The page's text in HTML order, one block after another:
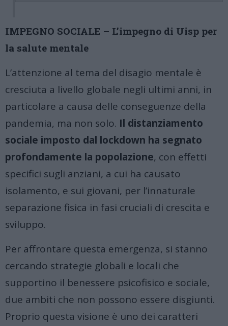
IMPEGNO SOCIALE – L’impegno di Uisp per
la salute mentale
L’attenzione al tema del disagio mentale è
cresciuta a livello globale negli ultimi anni, in
particolare a causa delle conseguenze della
pandemia, ma non solo. Il distanziamento
sociale imposto dal lockdown ha segnato
profondamente la popolazione, con effetti
specifici sugli anziani, a cui ha causato
isolamento, e sui giovani, per l’innaturale
separazione fisica in fasi cruciali di crescita e
sviluppo.
Per affrontare questa emergenza, si stanno
cercando strategie globali e locali che
supportino il benessere psicofisico e sociale,
due ambiti che non possono essere disgiunti.
Proprio questa visione è uno dei caratteri